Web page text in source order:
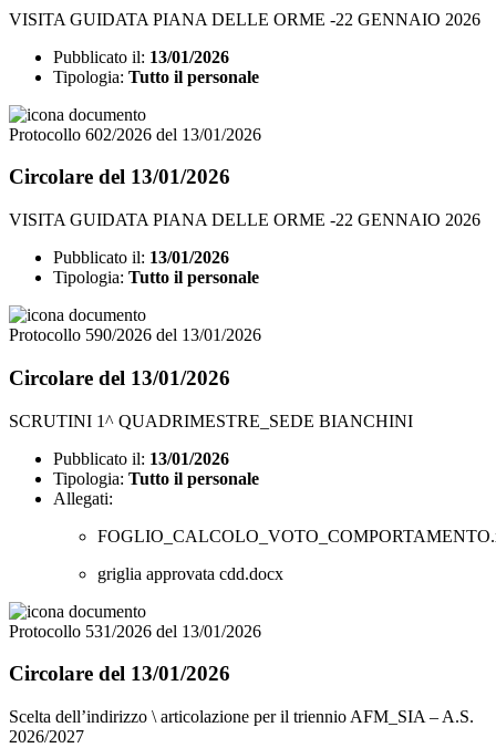
VISITA GUIDATA PIANA DELLE ORME -22 GENNAIO 2026
Pubblicato il: 13/01/2026
Tipologia: Tutto il personale
Protocollo 602/2026 del 13/01/2026
Circolare del 13/01/2026
VISITA GUIDATA PIANA DELLE ORME -22 GENNAIO 2026
Pubblicato il: 13/01/2026
Tipologia: Tutto il personale
Protocollo 590/2026 del 13/01/2026
Circolare del 13/01/2026
SCRUTINI 1^ QUADRIMESTRE_SEDE BIANCHINI
Pubblicato il: 13/01/2026
Tipologia: Tutto il personale
Allegati:
griglia approvata cdd.docx
Protocollo 531/2026 del 13/01/2026
Circolare del 13/01/2026
Scelta dell’indirizzo \ articolazione per il triennio AFM_SIA – A.S.
2026/2027